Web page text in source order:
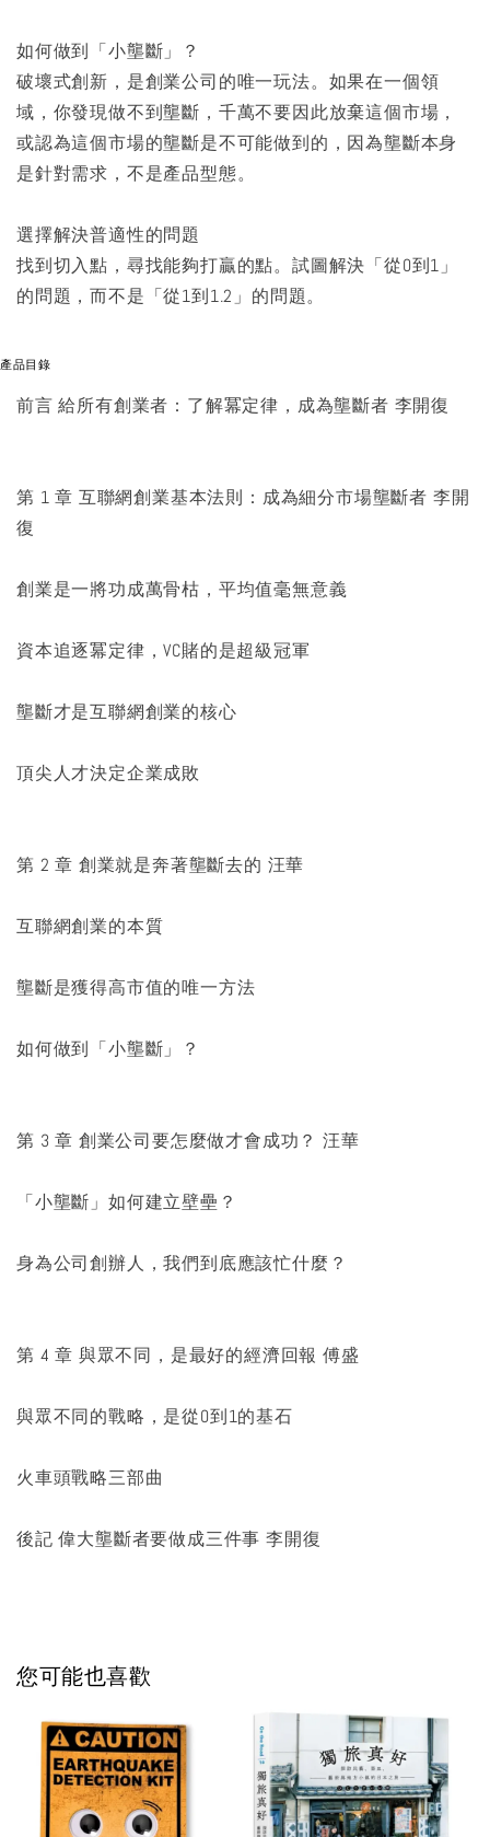
如何做到「小壟斷」？
破壞式創新，是創業公司的唯一玩法。如果在一個領
域，你發現做不到壟斷，千萬不要因此放棄這個市場，
或認為這個市場的壟斷是不可能做到的，因為壟斷本身
是針對需求，不是產品型態。
選擇解決普適性的問題
找到切入點，尋找能夠打贏的點。試圖解決「從0到1」
的問題，而不是「從1到1.2」的問題。
產品目錄
前言 給所有創業者：了解冪定律，成為壟斷者 李開復
第 1 章 互聯網創業基本法則：成為細分市場壟斷者 李開
復
創業是一將功成萬骨枯，平均值毫無意義
資本追逐冪定律，VC賭的是超級冠軍
壟斷才是互聯網創業的核心
頂尖人才決定企業成敗
第 2 章 創業就是奔著壟斷去的 汪華
互聯網創業的本質
壟斷是獲得高市值的唯一方法
如何做到「小壟斷」？
第 3 章 創業公司要怎麼做才會成功？ 汪華
「小壟斷」如何建立壁壘？
身為公司創辦人，我們到底應該忙什麼？
第 4 章 與眾不同，是最好的經濟回報 傅盛
與眾不同的戰略，是從0到1的基石
火車頭戰略三部曲
後記 偉大壟斷者要做成三件事 李開復
您可能也喜歡